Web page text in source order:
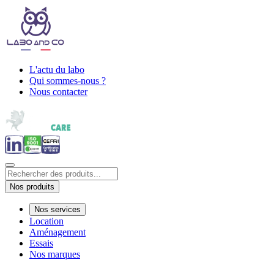
L'actu du labo
Qui sommes-nous ?
Nous contacter
Nos produits
Nos services
Location
Aménagement
Essais
Nos marques